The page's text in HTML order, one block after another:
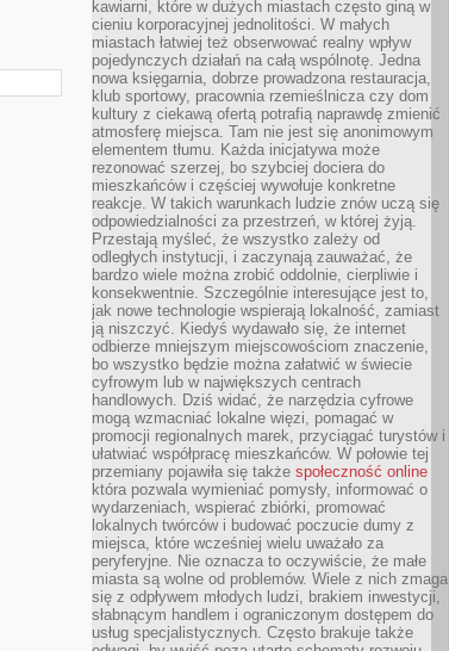
kawiarni, które w dużych miastach często giną w
cieniu korporacyjnej jednolitości. W małych
miastach łatwiej też obserwować realny wpływ
pojedynczych działań na całą wspólnotę. Jedna
nowa księgarnia, dobrze prowadzona restauracja,
klub sportowy, pracownia rzemieślnicza czy dom
kultury z ciekawą ofertą potrafią naprawdę zmienić
atmosferę miejsca. Tam nie jest się anonimowym
elementem tłumu. Każda inicjatywa może
rezonować szerzej, bo szybciej dociera do
mieszkańców i częściej wywołuje konkretne
reakcje. W takich warunkach ludzie znów uczą się
odpowiedzialności za przestrzeń, w której żyją.
Przestają myśleć, że wszystko zależy od
odległych instytucji, i zaczynają zauważać, że
bardzo wiele można zrobić oddolnie, cierpliwie i
konsekwentnie. Szczególnie interesujące jest to,
jak nowe technologie wspierają lokalność, zamiast
ją niszczyć. Kiedyś wydawało się, że internet
odbierze mniejszym miejscowościom znaczenie,
bo wszystko będzie można załatwić w świecie
cyfrowym lub w największych centrach
handlowych. Dziś widać, że narzędzia cyfrowe
mogą wzmacniać lokalne więzi, pomagać w
promocji regionalnych marek, przyciągać turystów i
ułatwiać współpracę mieszkańców. W połowie tej
przemiany pojawiła się także społeczność online
która pozwala wymieniać pomysły, informować o
wydarzeniach, wspierać zbiórki, promować
lokalnych twórców i budować poczucie dumy z
miejsca, które wcześniej wielu uważało za
peryferyjne. Nie oznacza to oczywiście, że małe
miasta są wolne od problemów. Wiele z nich zmaga
się z odpływem młodych ludzi, brakiem inwestycji,
słabnącym handlem i ograniczonym dostępem do
usług specjalistycznych. Często brakuje także